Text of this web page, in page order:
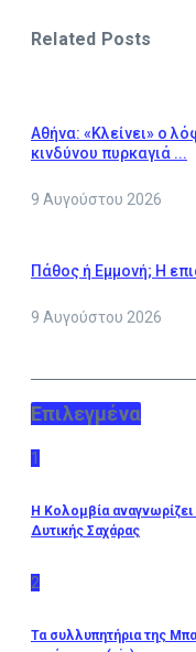
Related Posts
Αθήνα: «Κλείνει» ο
κινδύνου πυρκαγιά ...
9 Αυγούστου 2026
Πάθος ή Εμμονή; Η
9 Αυγούστου 2026
Επιλεγμένα
1
Η Κολομβία αναγνωρίζει
Δυτικής Σαχάρας
2
Τα συλλυπητήρια της